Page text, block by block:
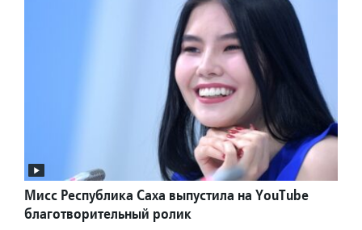
Мисс Республика Саха выпустила на YouTube
благотворительный ролик